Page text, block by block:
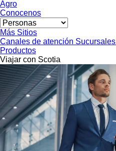
Agro
Conocenos
Más Sitios
Canales de atención Sucursales
Productos
Viajar con Scotia